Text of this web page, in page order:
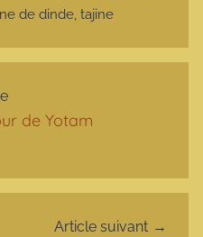
de dinde, tajine
de Yotam
Article suivant